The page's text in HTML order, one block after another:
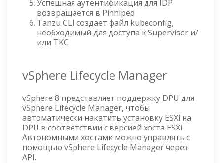
Успешная аутентификация для IDP
возвращается в Pinniped
Tanzu CLI создает файл kubeconfig,
необходимый для доступа к Supervisor и/
или TKC
vSphere Lifecycle Manager
vSphere 8 представляет поддержку DPU для
vSphere Lifecycle Manager, чтобы
автоматически накатить установку ESXi на
DPU в соответствии с версией хоста ESXi.
Автономными хостами можно управлять с
помощью vSphere Lifecycle Manager через
API.